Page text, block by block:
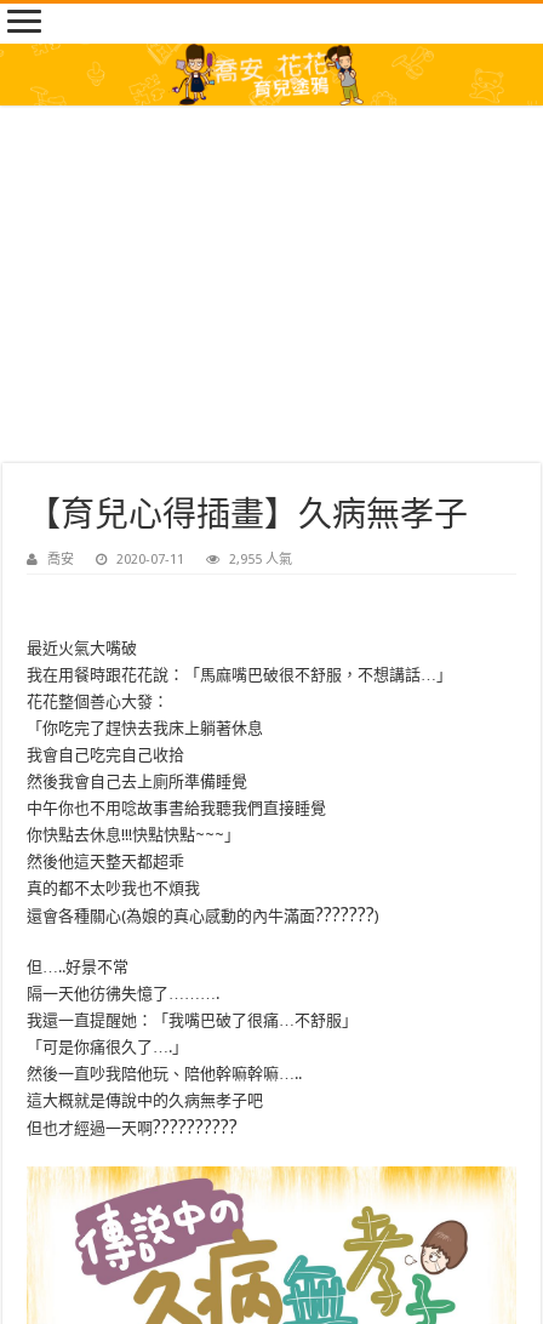
【育兒心得插畫】久病無孝子
喬安 2020-07-11 2,955 人氣
最近火氣大嘴破
我在用餐時跟花花說：「馬麻嘴巴破很不舒服，不想講話…」
花花整個善心大發：
「你吃完了趕快去我床上躺著休息
我會自己吃完自己收拾
然後我會自己去上廁所準備睡覺
中午你也不用唸故事書給我聽我們直接睡覺
你快點去休息!!!快點快點~~~」
然後他這天整天都超乖
真的都不太吵我也不煩我
還會各種關心(為娘的真心感動的內牛滿面???????)
但…..好景不常
隔一天他彷彿失憶了……….
我還一直提醒她：「我嘴巴破了很痛…不舒服」
「可是你痛很久了….」
然後一直吵我陪他玩、陪他幹嘛幹嘛…..
這大概就是傳說中的久病無孝子吧
但也才經過一天啊??????????